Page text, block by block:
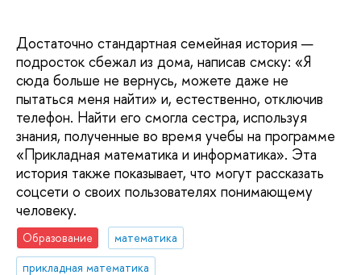
Достаточно стандартная семейная история —
подросток сбежал из дома, написав смску: «Я
сюда больше не вернусь, можете даже не
пытаться меня найти» и, естественно, отключив
телефон. Найти его смогла сестра, используя
знания, полученные во время учебы на программе
«Прикладная математика и информатика». Эта
история также показывает, что могут рассказать
соцсети о своих пользователях понимающему
человеку.
Образование
математика
прикладная математика